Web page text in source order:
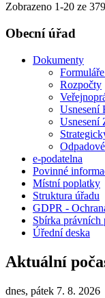
Zobrazeno 1-20 ze 379
Obecní úřad
Dokumenty
Rozpočty
Usnesení
Usnesení
e-podatelna
Povinné
Místní poplatky
Struktura úřadu
GDPR -
Sbírka právních
Úřední deska
Aktuální
dnes, pátek 7. 8. 2026